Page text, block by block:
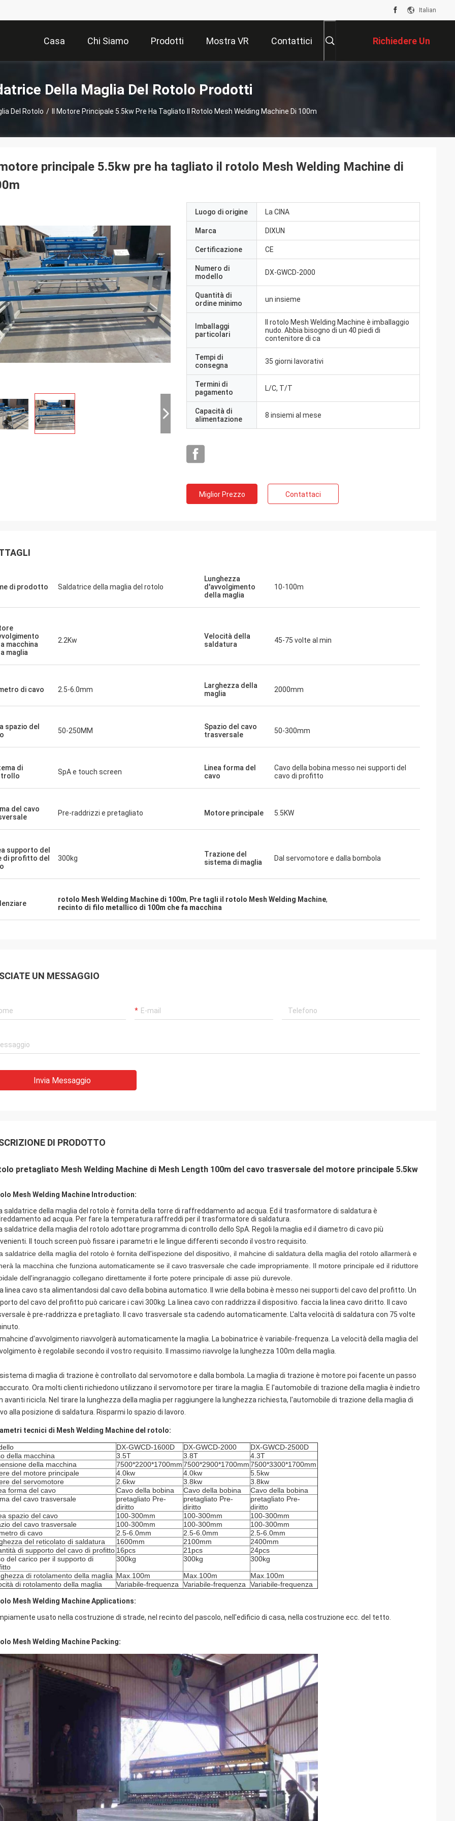
Italian
Casa Chi Siamo Prodotti Mostra VR Contattici Richiedere Un
Preventivo
Della Maglia Del Rotolo Prodotti
Del Rotolo / Il Motore Principale 5.5kw Pre Ha Tagliato Il Rotolo Mesh Welding Machine Di 100m
principale 5.5kw pre ha tagliato il rotolo Mesh Welding Machine di
Luogo di origine La CINA
Marca DIXUN
Certificazione CE
Numero di
modello
DX-GWCD-2000
Quantità di
ordine minimo
un insieme
Imballaggi
particolari
Il rotolo Mesh Welding Machine è imballaggio
nudo. Abbia bisogno di un 40 piedi di
contenitore di ca
Tempi di
consegna
35 giorni lavorativi
Termini di
pagamento
L/C, T/T
Capacità di
alimentazione
8 insiemi al mese
Miglior Prezzo Contattaci
di prodotto Saldatrice della maglia del rotolo
Lunghezza
d'avvolgimento
della maglia
10-100m
macchina
maglia
2.2Kw
Velocità della
saldatura
45-75 volte al min
di cavo 2.5-6.0mm
Larghezza della
maglia
2000mm
spazio del
50-250MM
Spazio del cavo
trasversale
50-300mm
di
SpA e touch screen
Linea forma del
cavo
Cavo della bobina messo nei supporti del
cavo di profitto
del cavo
Pre-raddrizzi e pretagliato Motore principale 5.5KW
supporto del
di profitto del
300kg
Trazione del
sistema di maglia
Dal servomotore e dalla bombola
rotolo Mesh Welding Machine di 100m, Pre tagli il rotolo Mesh Welding Machine,
recinto di filo metallico di 100m che fa macchina
UN MESSAGGIO
Invia Messaggio
DI PRODOTTO
pretagliato Mesh Welding Machine di Mesh Length 100m del cavo trasversale del motore principale 5.5kw
Mesh Welding Machine Introduction:
saldatrice della maglia del rotolo è fornita della torre di raffreddamento ad acqua. Ed il trasformatore di saldatura è
ad acqua. Per fare la temperatura raffreddi per il trasformatore di saldatura.
saldatrice della maglia del rotolo adottare programma di controllo dello SpA. Regoli la maglia ed il diametro di cavo più
Il touch screen può fissare i parametri e le lingue differenti secondo il vostro requisito.
saldatrice della maglia del rotolo è fornita dell'ispezione del dispositivo, il mahcine di saldatura della maglia del rotolo allarmerà e
la macchina che funziona automaticamente se il cavo trasversale che cade impropriamente. Il motore principale ed il riduttore
dell'ingranaggio collegano direttamente il forte potere principale di asse più durevole.
linea cavo sta alimentandosi dal cavo della bobina automatico. Il wrie della bobina è messo nei supporti del cavo del profitto. Un
del cavo del profitto può caricare i cavi 300kg. La linea cavo con raddrizza il dispositivo. faccia la linea cavo diritto. Il cavo
è pre-raddrizza e pretagliato. Il cavo trasversale sta cadendo automaticamente. L'alta velocità di saldatura con 75 volte
mahcine d'avvolgimento riavvolgerà automaticamente la maglia. La bobinatrice è variabile-frequenza. La velocità della maglia del
è regolabile secondo il vostro requisito. Il massimo riavvolge la lunghezza 100m della maglia.
sistema di maglia di trazione è controllato dal servomotore e dalla bombola. La maglia di trazione è motore poi facente un passo
Ora molti clienti richiedono utilizzano il servomotore per tirare la maglia. E l'automobile di trazione della maglia è indietro
avanti ricicla. Nel tirare la lunghezza della maglia per raggiungere la lunghezza richiesta, l'automobile di trazione della maglia di
alla posizione di saldatura. Risparmi lo spazio di lavoro.
tecnici di Mesh Welding Machine del rotolo:
DX-GWCD-1600D DX-GWCD-2000
DX-GWCD-2500D
della macchina
3.5T 3.8T
4.3T
della macchina
7500*2200*1700mm7500*2900*1700mm7500*3300*1700mm
del motore principale
4.0kw 4.0kw
5.5kw
del servomotore
2.6kw 3.8kw
3.8kw
forma del cavo
Cavo della bobina Cavo della bobina
Cavo della bobina
del cavo trasversale
pretagliato Pre-
diritto
pretagliato Pre-
diritto
pretagliato Pre-
diritto
spazio del cavo
100-300mm 100-300mm
100-300mm
del cavo trasversale
100-300mm 100-300mm
100-300mm
di cavo
2.5-6.0mm 2.5-6.0mm
2.5-6.0mm
del reticolato di saldatura
1600mm 2100mm
2400mm
di supporto del cavo di profitto 16pcs 21pcs
24pcs
del carico per il supporto di
300kg 300kg 300kg
di rotolamento della maglia Max.100m Max.100m
Max.100m
di rotolamento della maglia
Variabile-frequenza Variabile-frequenza Variabile-frequenza
Mesh Welding Machine Applications:
usato nella costruzione di strade, nel recinto del pascolo, nell'edificio di casa, nella costruzione ecc. del tetto.
Mesh Welding Machine Packing: